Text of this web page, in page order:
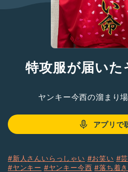
特攻服が届い
ヤンキー今西の溜まり
アプリで
#新人さんいらっしゃい #お笑い #
#ヤンキー #ヤンキー今西 #落ち着